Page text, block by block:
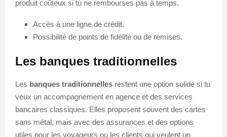
produit coûteux si tu ne rembourses pas à temps.
Accès à une ligne de crédit.
Possibilité de points de fidélité ou de remises.
Les banques traditionnelles
Les banques traditionnelles restent une option solide si tu
veux un accompagnement en agence et des services
bancaires classiques. Elles proposent souvent des cartes
sans métal, mais avec des assurances et des options
utiles pour les voyageurs ou les clients qui veulent un